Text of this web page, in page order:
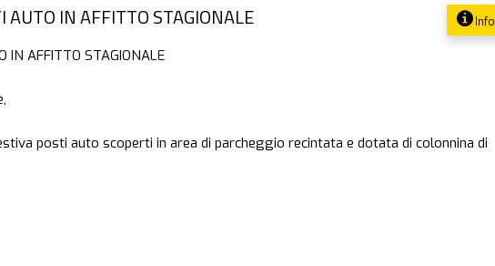
Info
AUTO IN AFFITTO STAGIONALE
IN AFFITTO STAGIONALE
posti auto scoperti in area di parcheggio recintata e dotata di colonnina di